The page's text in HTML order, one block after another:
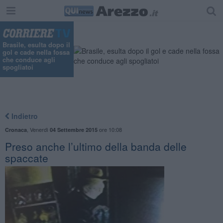
Brasile, esulta dopo il
gol e cade nella fossa
che conduce agli
spogliatoi
Indietro
Cronaca Venerdì 04 Settembre 2015ore 10:08
Preso anche l’ultimo della banda delle
spaccate